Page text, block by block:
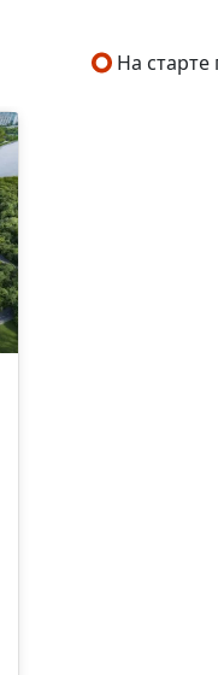
На